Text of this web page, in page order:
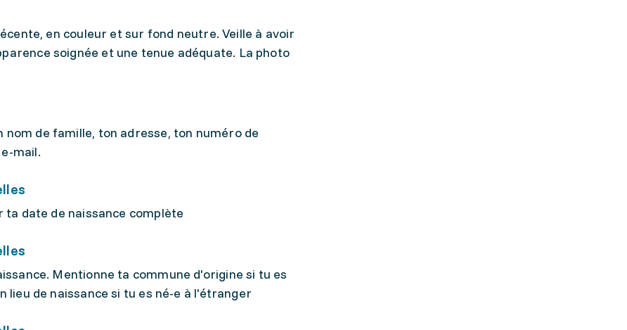
en couleur et sur fond neutre. Veille à avoir
soignée et une tenue adéquate. La photo
nom de famille, ton adresse, ton numéro de
mail.
date de naissance complète
Mentionne ta commune d'origine si tu es
lieu de naissance si tu es né-e à l'étranger